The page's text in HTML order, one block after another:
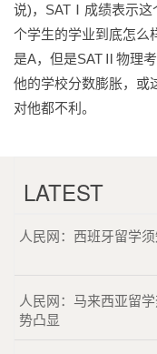
说)，SATⅠ成绩表示这
个学生的学业到底怎么
是A，但是SATⅡ物理
他的学校分数膨胀，或
对他都不利。
LATEST
人民网：西班牙留学
人民网：马来西亚留
势凸显